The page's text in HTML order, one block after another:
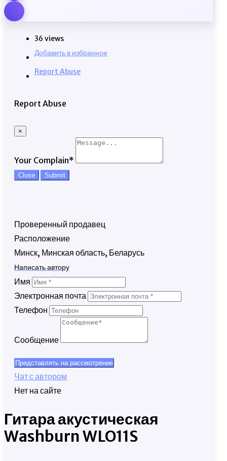
36 views
Добавить в избранное
Report Abuse
Report Abuse
×
Your Complain*
Close Submit
Проверенный продавец
Расположение
Минск, Минская область, Беларусь
Написать автору
Имя
Электронная почта
Телефон
Сообщение
Представлять на рассмотрение
Чат с автором
Нет на сайте
Гитара акустическая
Washburn WLO11S